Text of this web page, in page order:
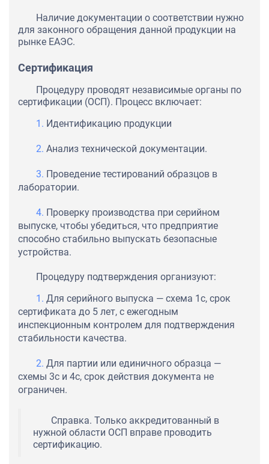
Наличие документации о соответствии нужно
для законного обращения данной продукции на
рынке ЕАЭС.
Сертификация
Процедуру проводят независимые органы по
сертификации (ОСП). Процесс включает:
Идентификацию продукции
Анализ технической документации.
Проведение тестирований образцов в
лаборатории.
Проверку производства при серийном
выпуске, чтобы убедиться, что предприятие
способно стабильно выпускать безопасные
устройства.
Процедуру подтверждения организуют:
Для серийного выпуска — схема 1с, срок
сертификата до 5 лет, с ежегодным
инспекционным контролем для подтверждения
стабильности качества.
Для партии или единичного образца —
схемы 3с и 4с, срок действия документа не
ограничен.
Справка. Только аккредитованный в
нужной области ОСП вправе проводить
сертификацию.